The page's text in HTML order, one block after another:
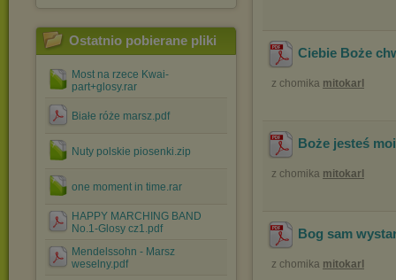
Ostatnio pobierane pliki
Most na rzece Kwai-
part+glosy.rar
Białe róże marsz.pdf
Nuty polskie piosenki.zip
one moment in time.rar
HAPPY MARCHING BAND
No.1-Glosy cz1.pdf
Mendelssohn - Marsz
weselny.pdf
Ciebie Boże
z chomika mitokarl
Boże jesteś
z chomika mitokarl
Bog sam
z chomika mitokarl